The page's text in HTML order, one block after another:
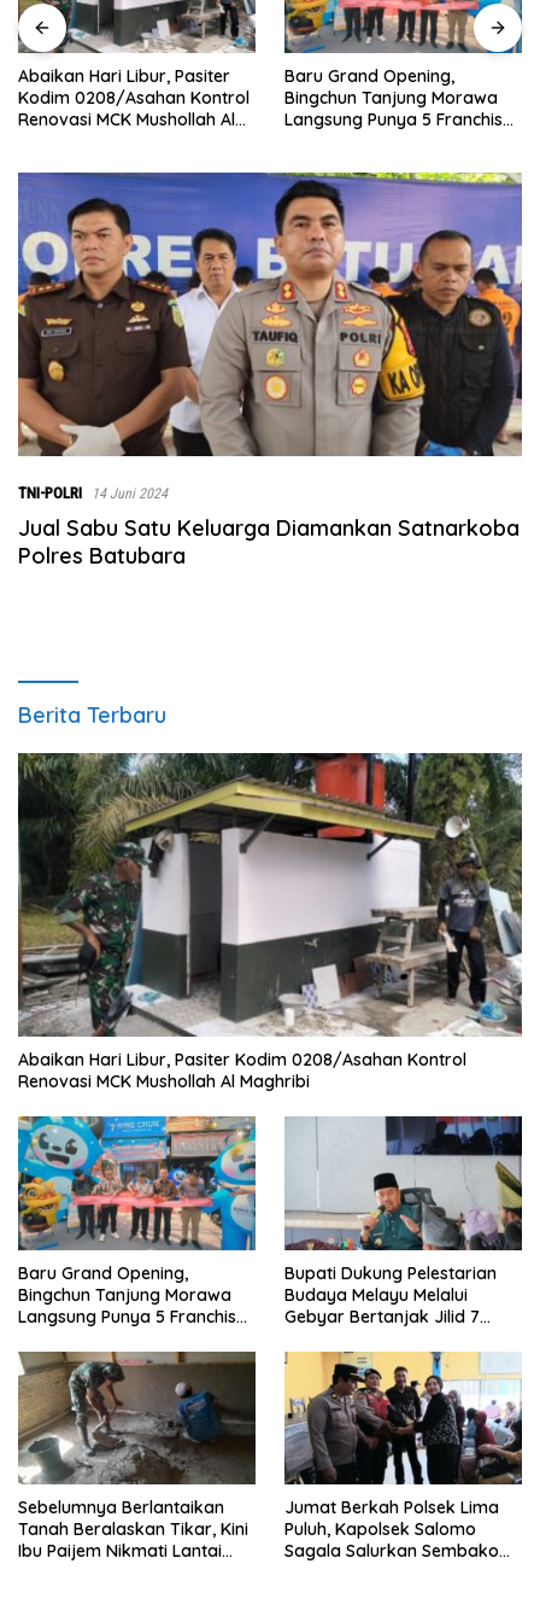
‎Baru Grand Opening,
Bingchun Tanjung Morawa
Langsung Punya 5 Franchise
Bupati Dukung Pelestarian
Budaya Melayu Melalui
Gebyar Bertanjak Jilid 7
TNI-POLRI 14 Juni 2024
Jual Sabu Satu Keluarga Diamankan Satnarkoba
Polres Batubara
Berita Terbaru
Abaikan Hari Libur, Pasiter Kodim 0208/Asahan Kontrol
Renovasi MCK Mushollah Al Maghribi
‎Baru Grand Opening,
Bingchun Tanjung Morawa
Langsung Punya 5 Franchise
Bupati Dukung Pelestarian
Budaya Melayu Melalui
Gebyar Bertanjak Jilid 7
Sebelumnya Berlantaikan
Tanah Beralaskan Tikar, Kini
Ibu Paijem Nikmati Lantai
Jumat Berkah Polsek Lima
Puluh, Kapolsek Salomo
Sagala Salurkan Sembako